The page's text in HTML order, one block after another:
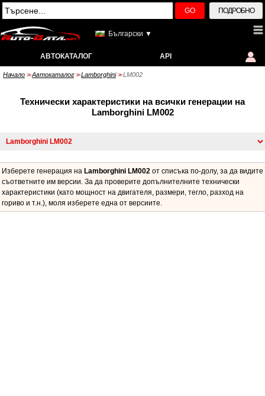
GO ПОДРОБНО
Български ▼
АВТОКАТАЛОГ API
Начало >> Автокаталог >> Lamborghini >> LM002
Технически характеристики на всички генерации на
Lamborghini LM002
Изберете генерация на Lamborghini LM002 от списъка по-долу, за да видите
съответните им версии. За да проверите допълнителните технически
характеристики (като мощност на двигателя, размери, тегло, разход на
гориво и т.н.), моля изберете една от версиите.